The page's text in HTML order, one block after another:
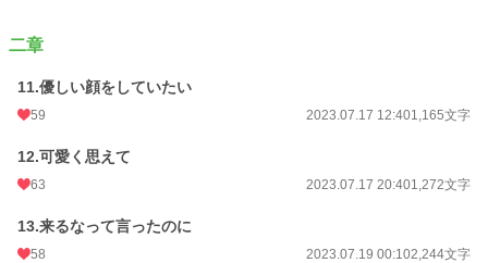
二章
11.優しい顔をしていたい
59 2023.07.17 12:401,165文字
12.可愛く思えて
63 2023.07.17 20:401,272文字
13.来るなって言ったのに
58 2023.07.19 00:102,244文字